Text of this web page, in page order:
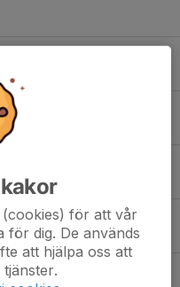
för att vår
för dig. De används
att hjälpa oss att